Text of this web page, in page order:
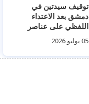
توقيف سيدتين في
دمشق بعد الاعتداء
اللفظي على عناصر
شرطة05 يوليو 2026